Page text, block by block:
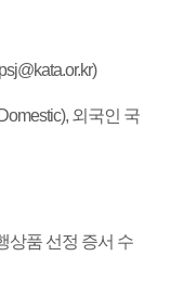
외국인 국
상품 선정 증서 수